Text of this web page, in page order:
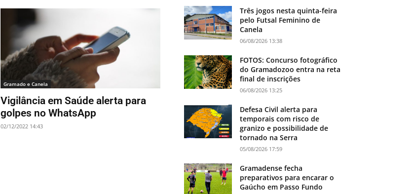
Gramado e Canela
Vigilância em Saúde alerta para
golpes no WhatsApp
02/12/2022 14:43
Três jogos nesta quinta-feira
pelo Futsal Feminino de
Canela
06/08/2026 13:38
FOTOS: Concurso fotográfico
do Gramadozoo entra na reta
final de inscrições
06/08/2026 13:25
Defesa Civil alerta para
temporais com risco de
granizo e possibilidade de
tornado na Serra
05/08/2026 17:59
Gramadense fecha
preparativos para encarar o
Gaúcho em Passo Fundo